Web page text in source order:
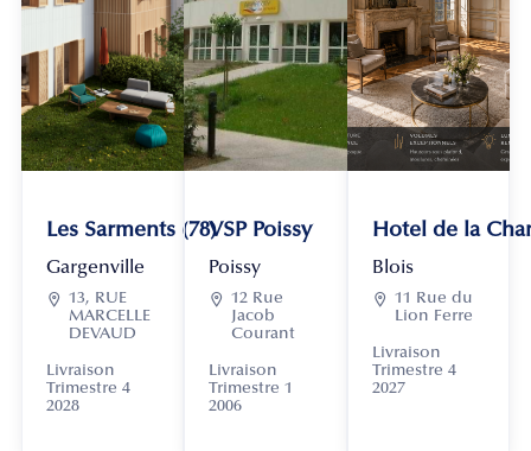
Les Sarments (78)
Gargenville
 13, RUE
MARCELLE
DEVAUD
Livraison
Trimestre 4
2028
VSP Poissy
Poissy
 12 Rue
Jacob
Courant
Livraison
Trimestre 1
2006
Hotel de la
Blois
 11 Rue du
Lion Ferre
Livraison
Trimestre 4
2027